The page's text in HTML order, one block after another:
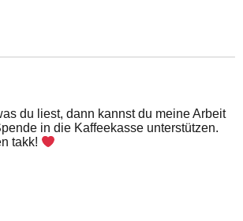
du liest, dann kannst du meine Arbeit
in die Kaffeekasse unterstützen.
takk!